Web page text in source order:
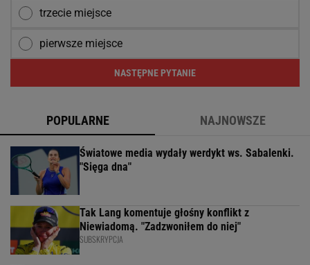
trzecie miejsce
pierwsze miejsce
NASTĘPNE PYTANIE
POPULARNE NAJNOWSZE
Światowe media wydały werdykt ws. Sabalenki.
"Sięga dna"
Tak Lang komentuje głośny konflikt z
Niewiadomą. "Zadzwoniłem do niej"
SUBSKRYPCJA